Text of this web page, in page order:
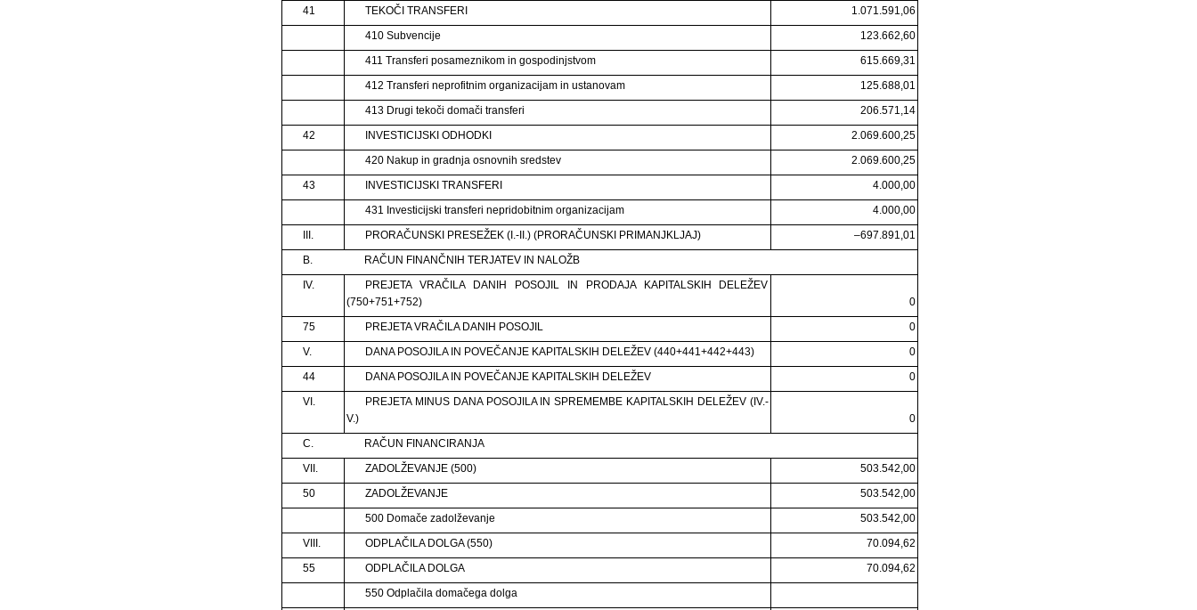
41
TEKOČI TRANSFERI
1.071.591,06
410 Subvencije
123.662,60
411 Transferi posameznikom in gospodinjstvom
615.669,31
412 Transferi neprofitnim organizacijam in ustanovam
125.688,01
413 Drugi tekoči domači transferi
206.571,14
42
INVESTICIJSKI ODHODKI
2.069.600,25
420 Nakup in gradnja osnovnih sredstev
2.069.600,25
43
INVESTICIJSKI TRANSFERI
4.000,00
431 Investicijski transferi nepridobitnim organizacijam
4.000,00
III.
PRORAČUNSKI PRESEŽEK (I.-II.) (PRORAČUNSKI PRIMANJKLJAJ)
–697.891,01
B.
RAČUN FINANČNIH TERJATEV IN NALOŽB
IV.
PREJETA VRAČILA DANIH POSOJIL IN PRODAJA KAPITALSKIH DELEŽEV
(750+751+752)
0
75
PREJETA VRAČILA DANIH POSOJIL
0
V.
DANA POSOJILA IN POVEČANJE KAPITALSKIH DELEŽEV (440+441+442+443)
0
44
DANA POSOJILA IN POVEČANJE KAPITALSKIH DELEŽEV
0
VI.
PREJETA MINUS DANA POSOJILA IN SPREMEMBE KAPITALSKIH DELEŽEV (IV.-
V.)
0
C.
RAČUN FINANCIRANJA
VII.
ZADOLŽEVANJE (500)
503.542,00
50
ZADOLŽEVANJE
503.542,00
500 Domače zadolževanje
503.542,00
VIII.
ODPLAČILA DOLGA (550)
70.094,62
55
ODPLAČILA DOLGA
70.094,62
550 Odplačila domačega dolga